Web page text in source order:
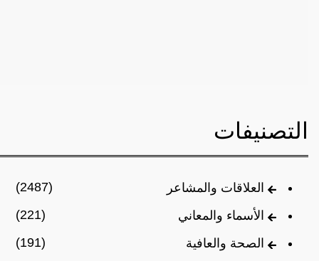
التصنيفات
العلاقات والمشاعر
(2487)
الأسماء والمعاني
(221)
الصحة والعافية
(191)